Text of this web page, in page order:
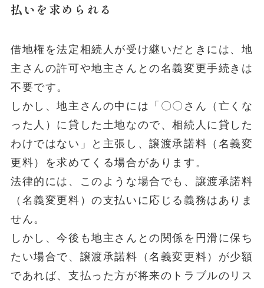
払いを求められる
借地権を法定相続人が受け継いだときには、地
主さんの許可や地主さんとの名義変更手続きは
不要です。
しかし、地主さんの中には「〇〇さん（亡くな
った人）に貸した土地なので、相続人に貸した
わけではない」と主張し、譲渡承諾料（名義変
更料）を求めてくる場合があります。
法律的には、このような場合でも、譲渡承諾料
（名義変更料）の支払いに応じる義務はありま
せん。
しかし、今後も地主さんとの関係を円滑に保ち
たい場合で、譲渡承諾料（名義変更料）が少額
であれば、支払った方が将来のトラブルのリス